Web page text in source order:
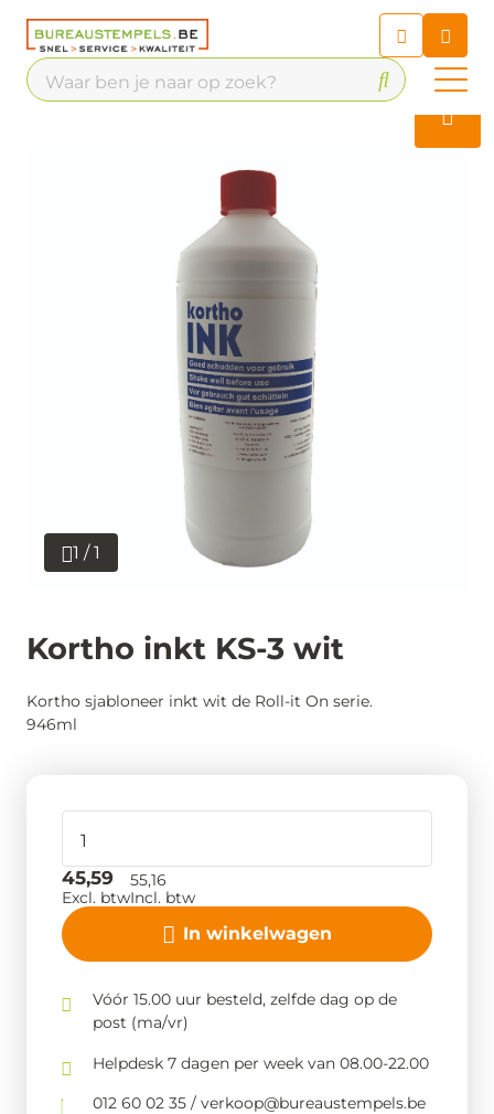
Chat 24/7 met onze chatbot
voor hulp
Contact
1 / 1
Kortho inkt KS-3 wit
Kortho sjabloneer inkt wit de Roll-it On serie.
946ml
In winkelwagen
45,59
Excl. btw
55,16
Incl. btw
Vóór 15.00 uur besteld, zelfde dag op de
post (ma/vr)
Helpdesk 7 dagen per week van 08.00-22.00
012 60 02 35 / verkoop@bureaustempels.be